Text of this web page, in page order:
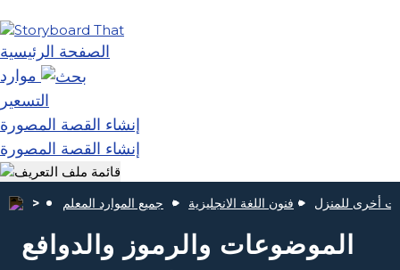
الصفحة الرئيسية
موارد
التسعير
إنشاء القصة المصورة
إنشاء القصة المصورة
جميع الموارد المعلم فنون اللغة الانجليزية أخرى للمنزل
الموضوعات والرموز والدوافع